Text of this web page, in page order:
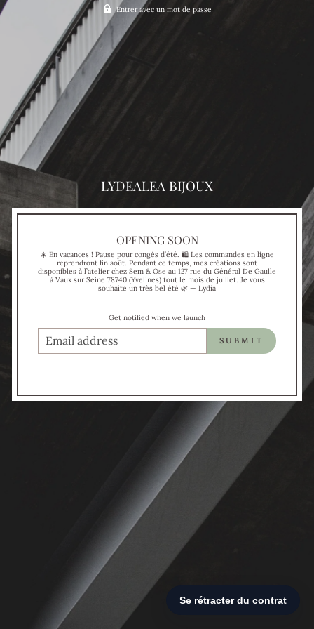
Entrer avec un mot de passe
LYDEALEA BIJOUX
OPENING SOON
☀️ En vacances ! Pause pour congés d’été. 🛍 Les commandes en ligne
reprendront fin août. Pendant ce temps, mes créations sont
disponibles à l’atelier chez Sem & Ose au 127 rue du Général De Gaulle
à Vaux sur Seine 78740 (Yvelines) tout le mois de juillet. Je vous
souhaite un très bel été 🌿 — Lydia
Get notified when we launch
COURRIEL
SUBMIT